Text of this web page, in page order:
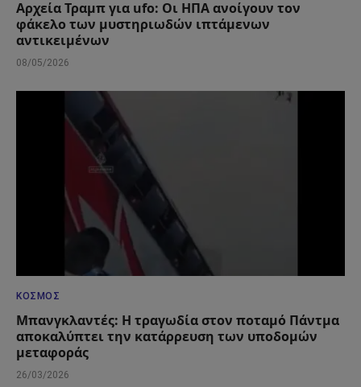
Αρχεία Τραμπ για ufo: Οι ΗΠΑ ανοίγουν τον
φάκελο των μυστηριωδών ιπτάμενων
αντικειμένων
08/05/2026
ΚΌΣΜΟΣ
Μπανγκλαντές: Η τραγωδία στον ποταμό Πάντμα
αποκαλύπτει την κατάρρευση των υποδομών
μεταφοράς
26/03/2026